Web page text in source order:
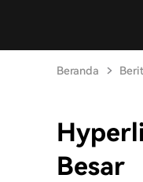
Beranda
Besar